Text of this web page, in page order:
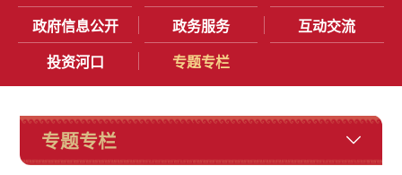
政府信息公开 政务服务 互动交流
投资河口 专题专栏
专题专栏